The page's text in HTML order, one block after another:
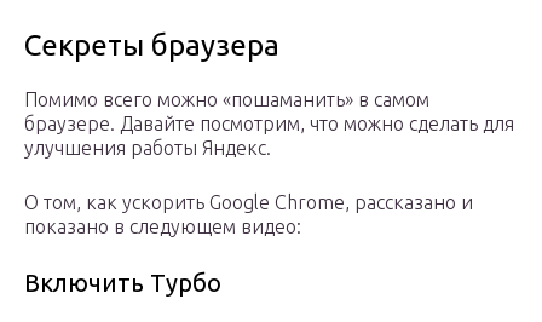
Секреты браузера
Помимо всего можно «пошаманить» в самом
браузере. Давайте посмотрим, что можно сделать для
улучшения работы Яндекс.
О том, как ускорить Google Chrome, рассказано и
показано в следующем видео:
Включить Турбо